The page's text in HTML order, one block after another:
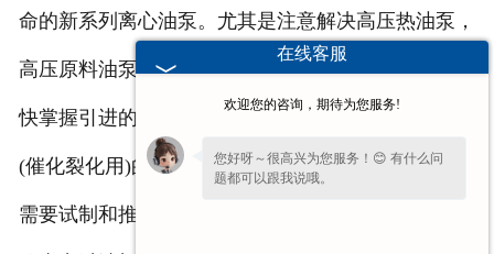
命的新系列离心油泵。尤其是注意解决高压热油泵，
高压原料油泵、液态烃泵等长期不过关的产品。应尽
快掌握引进的离心压缩机、离心式和轴流式鼓风机
(催化裂化用)的制造技术，降低成本，推广使用。还
需要试制和推广润滑油装置用大直径套管结品器，高
在线客服
欢迎您的咨询，期待为您服务!
您好呀～很高兴为您服务！😊 有什么问
题都可以跟我说哦。